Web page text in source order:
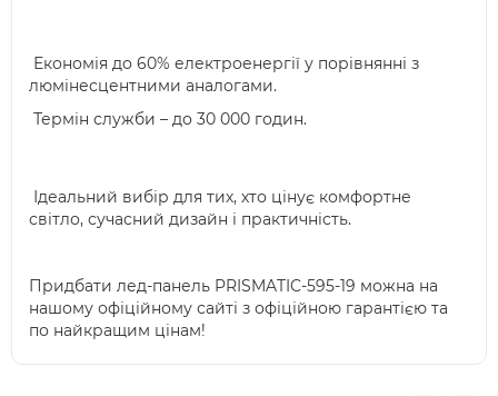
Економія до 60% електроенергії у порівнянні з
люмінесцентними аналогами.
Термін служби – до 30 000 годин.
Ідеальний вибір для тих, хто цінує комфортне
світло, сучасний дизайн і практичність.
Придбати лед-панель PRISMATIC-595-19 можна на
нашому офіційному сайті з офіційною гарантією та
по найкращим цінам!